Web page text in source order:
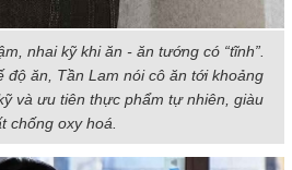
nhai kỹ khi ăn - ăn tướng có “tĩnh”.
độ ăn, Tần Lam nói cô ăn tới khoảng
và ưu tiên thực phẩm tự nhiên, giàu
chống oxy hoá.